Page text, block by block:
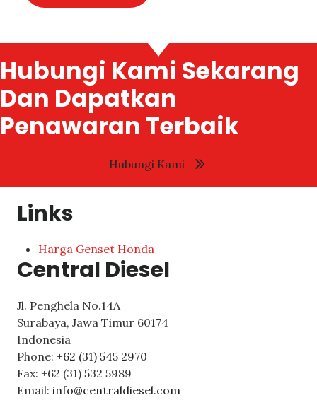
Hubungi Kami Sekarang
Dan Dapatkan
Penawaran Terbaik
Hubungi Kami
Links
Harga Genset Honda
Central Diesel
Jl. Penghela No.14A
Surabaya, Jawa Timur 60174
Indonesia
Phone: +62 (31) 545 2970
Fax: +62 (31) 532 5989
Email: info@centraldiesel.com